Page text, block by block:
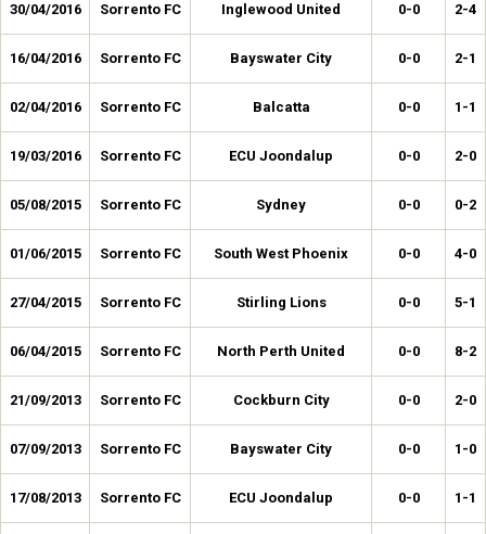
30/04/2016 Sorrento FC Inglewood United 0-0 2-4
16/04/2016 Sorrento FC Bayswater City 0-0 2-1
02/04/2016 Sorrento FC Balcatta 0-0 1-1
19/03/2016 Sorrento FC ECU Joondalup 0-0 2-0
05/08/2015 Sorrento FC Sydney 0-0 0-2
01/06/2015 Sorrento FC South West Phoenix 0-0 4-0
27/04/2015 Sorrento FC Stirling Lions 0-0 5-1
06/04/2015 Sorrento FC North Perth United 0-0 8-2
21/09/2013 Sorrento FC Cockburn City 0-0 2-0
07/09/2013 Sorrento FC Bayswater City 0-0 1-0
17/08/2013 Sorrento FC ECU Joondalup 0-0 1-1